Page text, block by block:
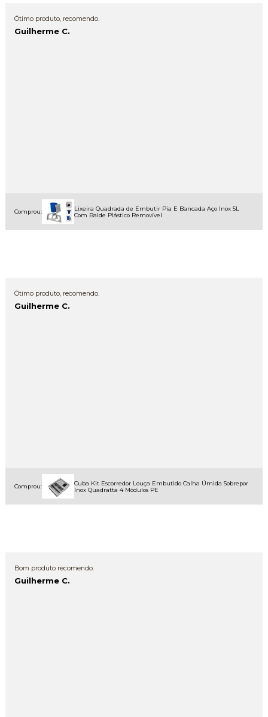
Ótimo produto, recomendo.
Guilherme C.
Comprou:
Lixeira Quadrada de Embutir Pia E Bancada Aço Inox 5L
Com Balde Plástico Removível
Ótimo produto, recomendo.
Guilherme C.
Comprou:
Cuba Kit Escorredor Louça Embutido Calha Úmida Sobrepor
Inox Quadratta 4 Módulos PE
Bom produto recomendo.
Guilherme C.